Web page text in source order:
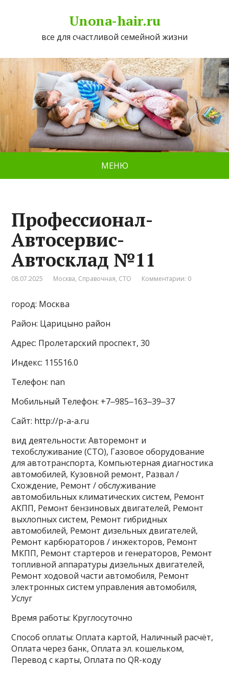
Unona-hair.ru
все для счастливой семейной жизни
МЕНЮ
Профессионал-
Автосервис-
Автосклад №11
08.07.2025 Москва, Справочная, СТО Комментарии: 0
город: Москва
Район: Царицыно район
Адрес: Пролетарский проспект, 30
Индекс: 115516.0
Телефон: nan
Мобильный Телефон: +7‒985‒163‒39‒37
Сайт: http://p-a-a.ru
вид деятельности: Авторемонт и
техобслуживание (СТО), Газовое оборудование
для автотранспорта, Компьютерная диагностика
автомобилей, Кузовной ремонт, Развал /
Схождение, Ремонт / обслуживание
автомобильных климатических систем, Ремонт
АКПП, Ремонт бензиновых двигателей, Ремонт
выхлопных систем, Ремонт гибридных
автомобилей, Ремонт дизельных двигателей,
Ремонт карбюраторов / инжекторов, Ремонт
МКПП, Ремонт стартеров и генераторов, Ремонт
топливной аппаратуры дизельных двигателей,
Ремонт ходовой части автомобиля, Ремонт
электронных систем управления автомобиля,
Услуг
Время работы: Круглосуточно
Способ оплаты: Оплата картой, Наличный расчёт,
Оплата через банк, Оплата эл. кошельком,
Перевод с карты, Оплата по QR-коду